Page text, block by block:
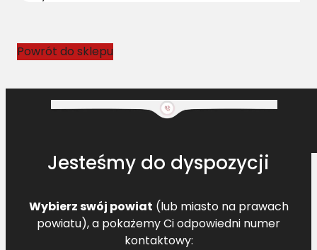
w
y
Powrót do sklepu
Jesteśmy do dyspozycji
Wybierz swój powiat (lub miasto na prawach
powiatu), a pokażemy Ci odpowiedni numer
kontaktowy: